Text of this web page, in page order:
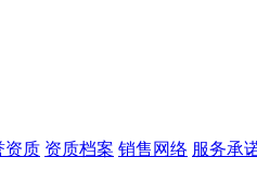
资质 资质档案 销售网络 服务承